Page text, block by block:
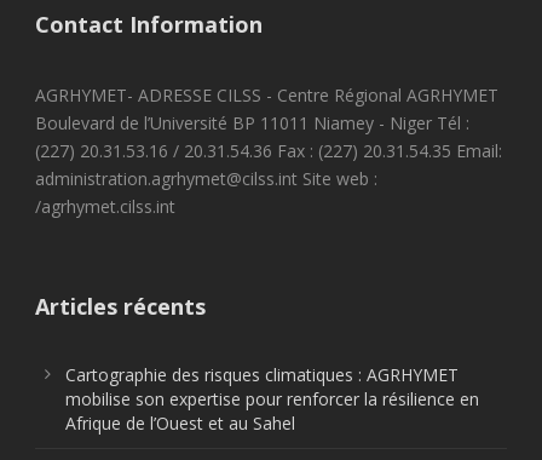
Contact Information
AGRHYMET- ADRESSE CILSS - Centre Régional AGRHYMET
Boulevard de l’Université BP 11011 Niamey - Niger Tél :
(227) 20.31.53.16 / 20.31.54.36 Fax : (227) 20.31.54.35 Email:
administration.agrhymet@cilss.int Site web :
/agrhymet.cilss.int
Articles récents
Cartographie des risques climatiques : AGRHYMET
mobilise son expertise pour renforcer la résilience en
Afrique de l’Ouest et au Sahel